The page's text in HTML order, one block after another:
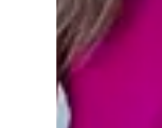
💕 Cuidar é um
Nossas peças são
delicado e de toque
Para preservar o